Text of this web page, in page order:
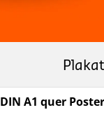
DIN A1 quer Poster